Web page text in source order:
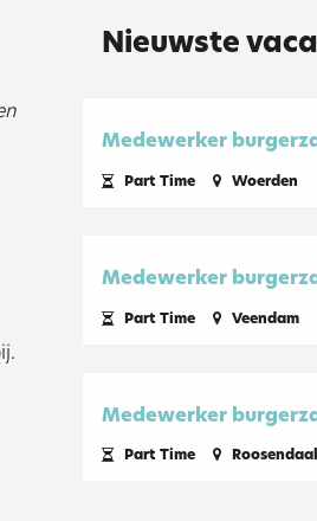
Nieuwste
Medewerker
Part Time Woerden
Medewerker
Part Time Veendam
Medewerker
Part Time Roosendaal